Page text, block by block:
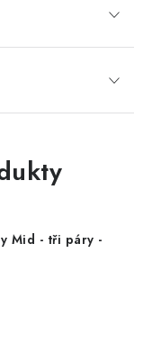
Mid - tři páry -